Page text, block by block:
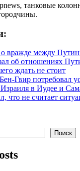
танковые
о вражде между
об отношениях
ждать не стоит
Гвир потребовал
Израиля в Иудее и
что не считает
Поиск